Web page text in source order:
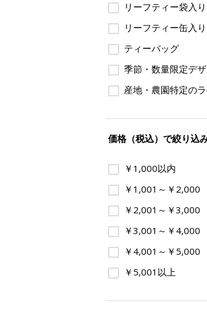
リーフティー袋入り
リーフティー缶入り
ティーバッグ
季節・数量限定デ
産地・農園特定の
価格（税込）で絞り込
￥1,000以内
￥1,001～￥2,000
￥2,001～￥3,000
￥3,001～￥4,000
￥4,001～￥5,000
￥5,001以上